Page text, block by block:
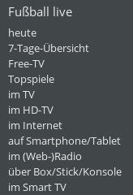
Fußball live
heute
7-Tage-Übersicht
Free-TV
Topspiele
im TV
im HD-TV
im Internet
auf Smartphone/Tablet
im (Web-)Radio
über Box/Stick/Konsole
im Smart TV